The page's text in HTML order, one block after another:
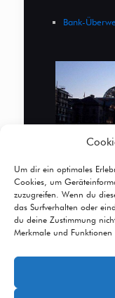
Um dir ein optimales
Cookies, um
zuzugreifen. Wenn du
das Surfverhalten oder
du deine Zustimmung
Merkmale und Funktionen
Bank-